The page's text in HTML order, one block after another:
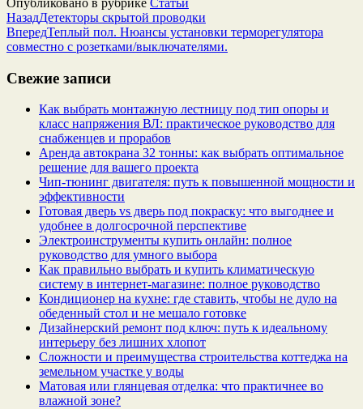
НазадДетекторы скрытой проводки
ВпередТеплый пол. Нюансы установки терморегулятора
совместно с розетками/выключателями.
Свежие записи
Как выбрать монтажную лестницу под тип опоры и
класс напряжения ВЛ: практическое руководство для
снабженцев и прорабов
Аренда автокрана 32 тонны: как выбрать оптимальное
решение для вашего проекта
Чип‑тюнинг двигателя: путь к повышенной мощности и
эффективности
Готовая дверь vs дверь под покраску: что выгоднее и
удобнее в долгосрочной перспективе
Электроинструменты купить онлайн: полное
руководство для умного выбора
Как правильно выбрать и купить климатическую
систему в интернет‑магазине: полное руководство
Кондиционер на кухне: где ставить, чтобы не дуло на
обеденный стол и не мешало готовке
Дизайнерский ремонт под ключ: путь к идеальному
интерьеру без лишних хлопот
Сложности и преимущества строительства коттеджа на
земельном участке у воды
Матовая или глянцевая отделка: что практичнее во
влажной зоне?